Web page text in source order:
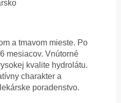
a tmavom mieste. Po
mesiacov. Vnútorné
kvalite hydrolátu.
charakter a
poradenstvo.